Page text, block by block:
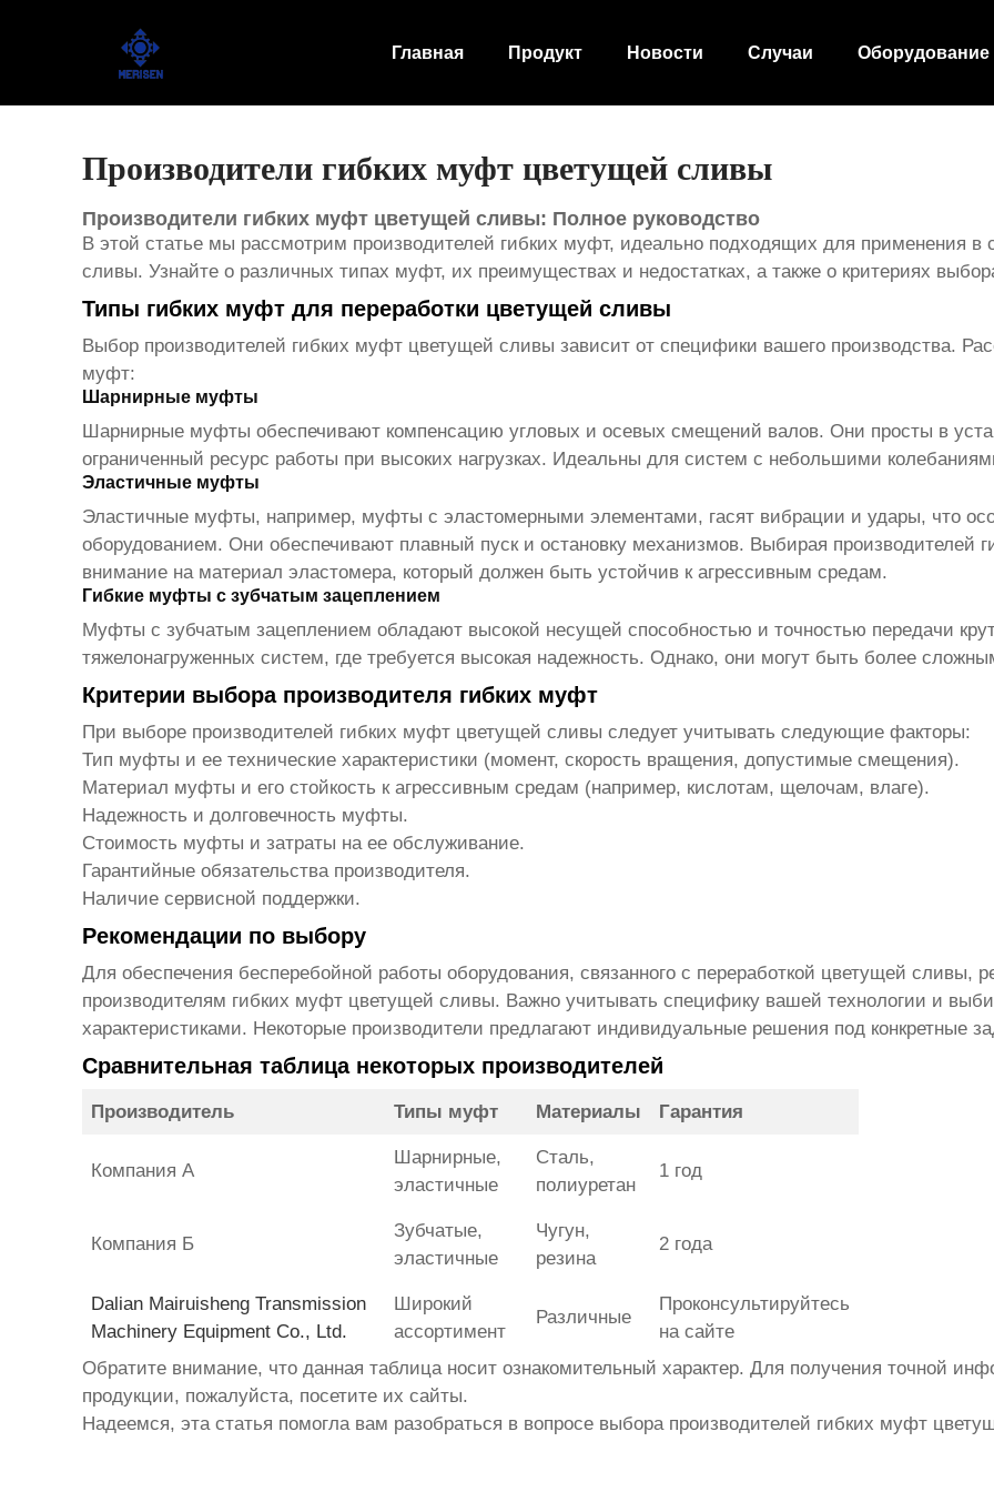
Главная Продукт Новости Случаи Оборудование
Оборудование завода
Производители гибких муфт цветущей сливы
Производители гибких муфт цветущей сливы: Полное руководство
В этой статье мы рассмотрим производителей гибких муфт, идеально подходящих для применения в
сливы. Узнайте о различных типах муфт, их преимуществах и недостатках, а также о критериях
Типы гибких муфт для переработки цветущей сливы
Выбор производителей гибких муфт цветущей сливы зависит от специфики вашего производства.
муфт:
Шарнирные муфты
Шарнирные муфты обеспечивают компенсацию угловых и осевых смещений валов. Они просты в
ограниченный ресурс работы при высоких нагрузках. Идеальны для систем с небольшими
Эластичные муфты
Эластичные муфты, например, муфты с эластомерными элементами, гасят вибрации и удары, что
оборудованием. Они обеспечивают плавный пуск и остановку механизмов. Выбирая производителей
внимание на материал эластомера, который должен быть устойчив к агрессивным средам.
Гибкие муфты с зубчатым зацеплением
Муфты с зубчатым зацеплением обладают высокой несущей способностью и точностью передачи
тяжелонагруженных систем, где требуется высокая надежность. Однако, они могут быть более
Критерии выбора производителя гибких муфт
При выборе производителей гибких муфт цветущей сливы следует учитывать следующие факторы:
Тип муфты и ее технические характеристики (момент, скорость вращения, допустимые смещения).
Материал муфты и его стойкость к агрессивным средам (например, кислотам, щелочам, влаге).
Надежность и долговечность муфты.
Стоимость муфты и затраты на ее обслуживание.
Гарантийные обязательства производителя.
Наличие сервисной поддержки.
Рекомендации по выбору
Для обеспечения бесперебойной работы оборудования, связанного с переработкой цветущей сливы,
производителям гибких муфт цветущей сливы. Важно учитывать специфику вашей технологии и
характеристиками. Некоторые производители предлагают индивидуальные решения под конкретные
Сравнительная таблица некоторых производителей
Производитель Типы муфт Материалы Гарантия
Компания А
Шарнирные,
эластичные
Сталь,
полиуретан
1 год
Компания Б
Зубчатые,
эластичные
Чугун,
резина
2 года
Dalian Mairuisheng Transmission
Machinery Equipment Co., Ltd.
Широкий
ассортимент
Различные
Проконсультируйтесь
на сайте
Обратите внимание, что данная таблица носит ознакомительный характер. Для получения точной
продукции, пожалуйста, посетите их сайты.
Надеемся, эта статья помогла вам разобраться в вопросе выбора производителей гибких муфт